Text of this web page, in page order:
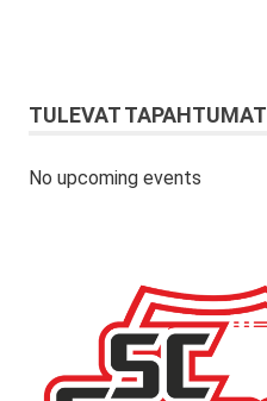
TULEVAT TAPAHTUMAT
No upcoming events